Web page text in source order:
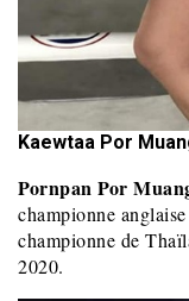
Kaewtaa Por
Pornpan Por
championne
championne de
2020.